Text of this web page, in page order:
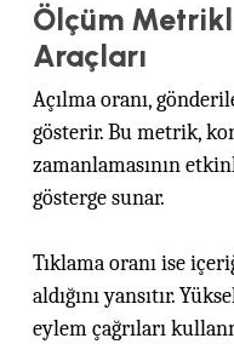
Ölçüm
Araçları
Açılma oranı,
gösterir. Bu metrik,
zamanlamasının
gösterge sunar.
Tıklama oranı ise
aldığını yansıtır.
eylem çağrıları